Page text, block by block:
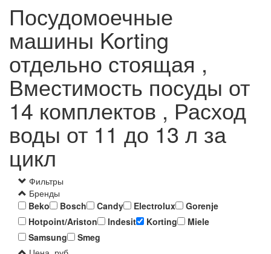
Посудомоечные
машины Korting
отдельно стоящая ,
Вместимость посуды от
14 комплектов , Расход
воды от 11 до 13 л за
цикл
Фильтры
Бренды
Beko
Bosch Candy Electrolux
Gorenje
Hotpoint/Ariston
Indesit Korting
Miele
Samsung
Smeg